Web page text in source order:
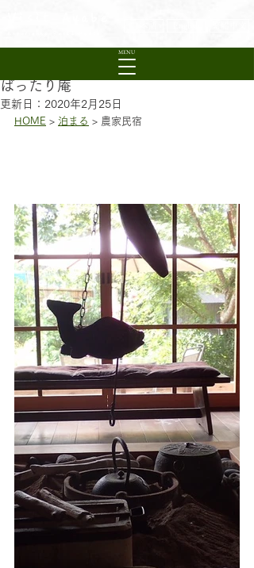
MENU
ばったり庵
更新日： 2020年2月25日
HOME > 泊まる > 農家民宿